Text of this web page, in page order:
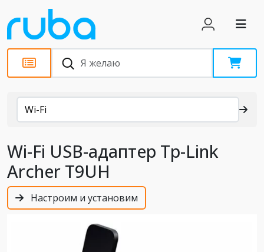
Каталог
Wi-Fi
Wi-Fi USB-адаптер Tp-Link
Archer T9UH
Настроим и установим